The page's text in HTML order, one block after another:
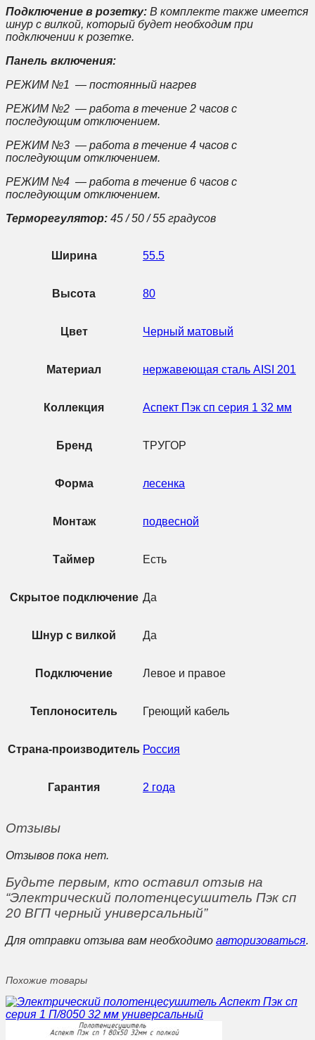
Подключение в розетку: В комплекте также имеется
шнур с вилкой, который будет необходим при
подключении к розетке.
Панель включения:
РЕЖИМ №1 — постоянный нагрев
РЕЖИМ №2 — работа в течение 2 часов с
последующим отключением.
РЕЖИМ №3 — работа в течение 4 часов с
последующим отключением.
РЕЖИМ №4 — работа в течение 6 часов с
последующим отключением.
Терморегулятор: 45 / 50 / 55 градусов
Ширина 55.5
Высота 80
Цвет Черный матовый
Материал нержавеющая сталь AISI 201
Коллекция Аспект Пэк сп серия 1 32 мм
Бренд ТРУГОР
Форма лесенка
Монтаж подвесной
Таймер Есть
Скрытое подключение Да
Шнур с вилкой Да
Подключение Левое и правое
Теплоноситель Греющий кабель
Страна-производитель Россия
Гарантия 2 года
Отзывы
Отзывов пока нет.
Будьте первым, кто оставил отзыв на
“Электрический полотенцесушитель Пэк сп
20 ВГП черный универсальный”
Для отправки отзыва вам необходимо авторизоваться.
Похожие товары